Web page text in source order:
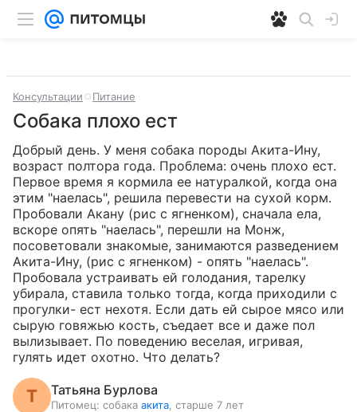
Консультации Питание
Собака плохо ест
Добрый день. У меня собака породы Акита-Ину,
возраст полтора года. Проблема: очень плохо ест.
Первое время я кормила ее натуралкой, когда она
этим "наелась", решила перевести на сухой корм.
Пробовали Акану (рис с ягненком), сначала ела,
вскоре опять "наелась", перешли на Монж,
посоветовали знакомые, занимаются разведением
Акита-Ину, (рис с ягненком) - опять "наелась".
Пробовала устраивать ей голодания, тарелку
убирала, ставила только тогда, когда приходили с
прогулки- ест нехотя. Если дать ей сырое мясо или
сырую говяжью кость, съедает все и даже пол
вылизывает. По поведению веселая, игривая,
гулять идет охотно. Что делать?
Татьяна Бурлова
Питомец: собака акита , старше 7 лет